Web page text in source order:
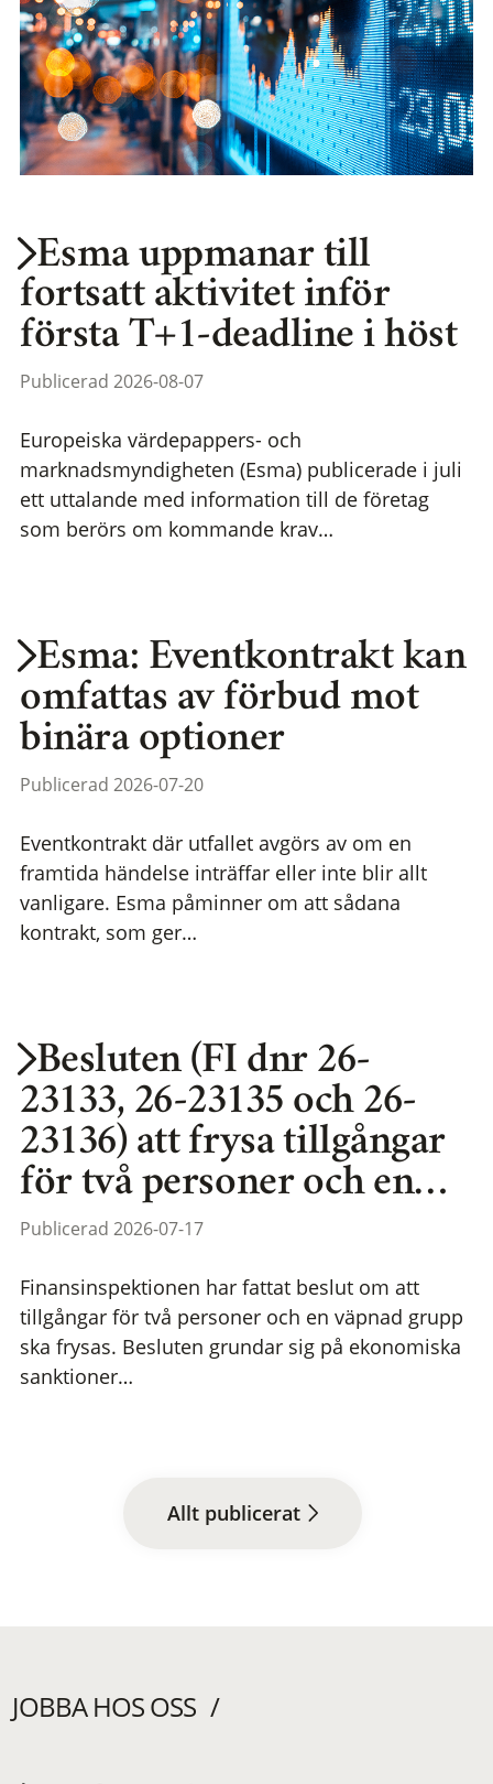
Esma uppmanar till
fortsatt aktivitet inför
första T+1-deadline i höst
Publicerad 2026-08-07
Europeiska värdepappers- och
marknadsmyndigheten (Esma) publicerade i juli
ett uttalande med information till de företag
som berörs om kommande krav…
Esma: Eventkontrakt kan
omfattas av förbud mot
binära optioner
Publicerad 2026-07-20
Eventkontrakt där utfallet avgörs av om en
framtida händelse inträffar eller inte blir allt
vanligare. Esma påminner om att sådana
kontrakt, som ger…
Besluten (FI dnr 26-
23133, 26-23135 och 26-
23136) att frysa tillgångar
för två personer och en…
Publicerad 2026-07-17
Finansinspektionen har fattat beslut om att
tillgångar för två personer och en väpnad grupp
ska frysas. Besluten grundar sig på ekonomiska
sanktioner…
Allt publicerat
JOBBA HOS OSS